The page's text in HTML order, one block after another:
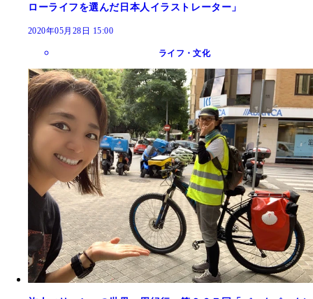
ローライフを選んだ日本人イラストレーター」
2020年05月28日 15:00
ライフ・文化